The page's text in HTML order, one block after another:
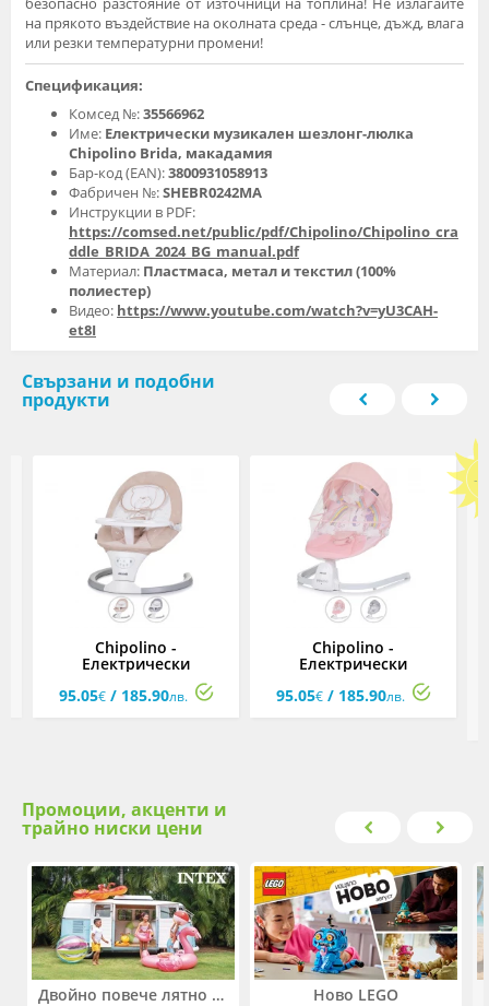
на прякото въздействие на околната среда - слънце, дъжд, влага
или резки температурни промени!
Спецификация:
Комсед №:35566962
Име: Електрически музикален шезлонг-люлка
Chipolino Brida, макадамия
Бар-код (EAN):3800931058913
Фабричен №:SHEBR0242MA
Инструкции в PDF:
https://comsed.net/public/pdf/Chipolino/Chipolino_cra
ddle_BRIDA_2024_BG_manual.pdf
Материал: Пластмаса, метал и текстил (100%
полиестер)
Видео: https://www.youtube.com/watch?v=yU3CAH-
et8I
Свързани и подобни
продукти
Chipolino -
Електрически
музикален шезлонг-
люлка Лера,
95.05€/ 185.90лв.
Chipolino -
Електрически
музикален шезлонг-
люлка Oasis,
95.05€/ 185.90лв.
-
Промоции, акценти и
трайно ниски цени
Двойно повече лятно забавление! Купи 2 продукта INTEX и вземи -33% Ново LEGO